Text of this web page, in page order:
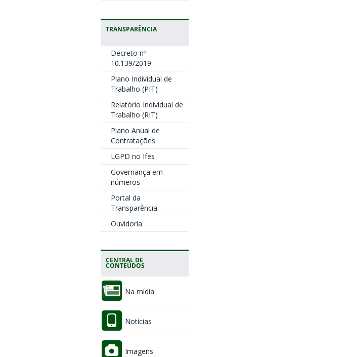
TRANSPARÊNCIA
Decreto nº
10.139/2019
Plano Individual de
Trabalho (PIT)
Relatório Individual de
Trabalho (RIT)
Plano Anual de
Contratações
LGPD no Ifes
Governança em
números
Portal da
Transparência
Ouvidoria
CENTRAL DE
CONTEÚDOS
Na mídia
Notícias
Imagens